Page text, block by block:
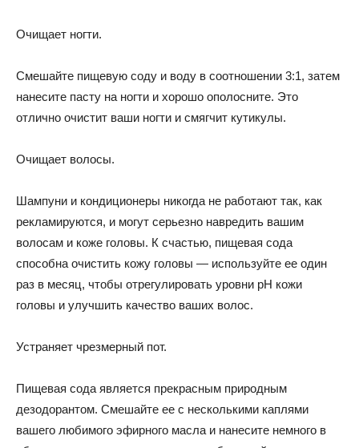
Очищает ногти.
Смешайте пищевую соду и воду в соотношении 3:1, затем
нанесите пасту на ногти и хорошо ополосните. Это
отлично очистит ваши ногти и смягчит кутикулы.
Очищает волосы.
Шампуни и кондиционеры никогда не работают так, как
рекламируются, и могут серьезно навредить вашим
волосам и коже головы. К счастью, пищевая сода
способна очистить кожу головы — используйте ее один
раз в месяц, чтобы отрегулировать уровни рН кожи
головы и улучшить качество ваших волос.
Устраняет чрезмерный пот.
Пищевая сода является прекрасным природным
дезодорантом. Смешайте ее с несколькими каплями
вашего любимого эфирного масла и нанесите немного в